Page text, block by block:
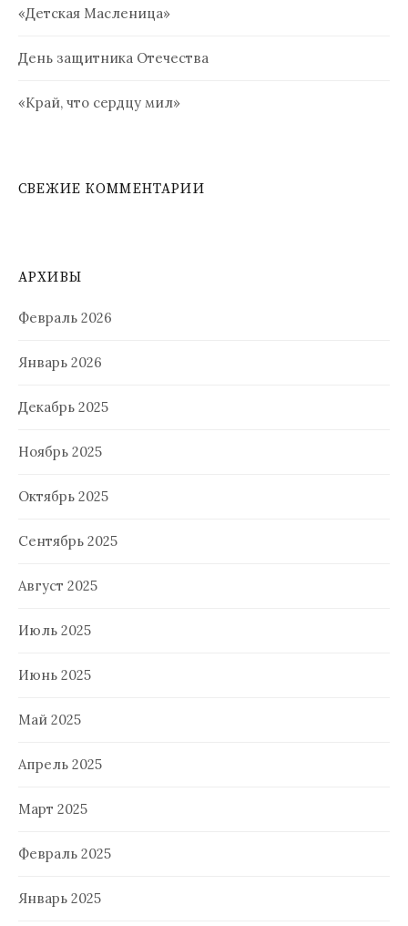
«Детская Масленица»
День защитника Отечества
«Край, что сердцу мил»
СВЕЖИЕ КОММЕНТАРИИ
АРХИВЫ
Февраль 2026
Январь 2026
Декабрь 2025
Ноябрь 2025
Октябрь 2025
Сентябрь 2025
Август 2025
Июль 2025
Июнь 2025
Май 2025
Апрель 2025
Март 2025
Февраль 2025
Январь 2025